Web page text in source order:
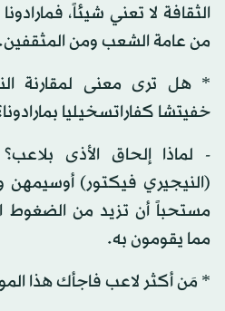
الثقافة لا تعني شيئاً،
من عامة الشعب ومن المثقفين.
* هل ترى معنى لمقارنة
خفيتشا كفاراتسخيليا
- لماذا إلحاق الأذى
(النيجيري فيكتور) أوسيمهن
مستحباً أن تزيد من الضغوط
مما يقومون به.
* مَن أكثر لاعب فاجأك هذا